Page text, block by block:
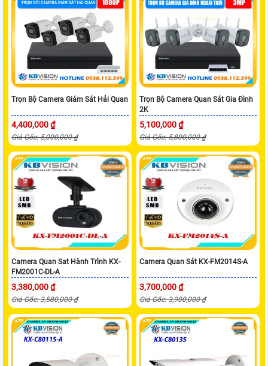
Trọn Bộ Camera Giám Sát Hải Quan
4,400,000 ₫
Giá Gốc: 5,000,000 ₫
Trọn Bộ Camera Quan Sát Gia Đình
2K
5,100,000 ₫
Giá Gốc: 5,800,000 ₫
Camera Quan Sat Hành Trình KX-
FM2001C-DL-A
3,380,000 ₫
Giá Gốc: 3,580,000 ₫
Camera Quan Sát KX-FM2014S-A
3,700,000 ₫
Giá Gốc: 3,900,000 ₫